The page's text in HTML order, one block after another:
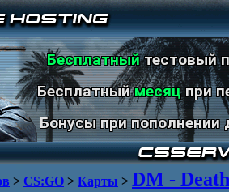
Бесплатныйтестовый
Бесплатныймесяцпри
Бонусы при пополнении
> CS:GO > Карты > DM -